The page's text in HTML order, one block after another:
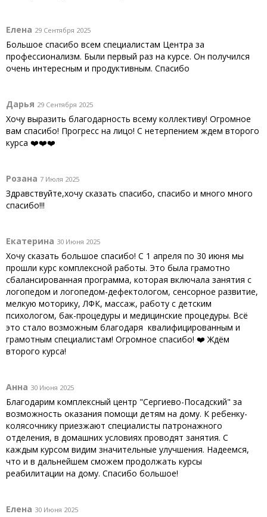
Елена 29 Сентября 2025
Большое спасибо всем специалистам Центра за
профессионализм. Были первый раз на курсе. Он получился
очень интересным и продуктивным. Спасибо
Дарья 29 Сентября 2025
Хочу выразить благодарность всему коллективу! Огромное
вам спасибо! Прогресс на лицо! С нетерпением ждем второго
курса ❤️❤️❤️
Розана 7 Июля 2025
Здравствуйте,хочу сказать спасибо, спасибо и много много
спасибо!!!
Екатерина 30 Июня 2025
Хочу сказать большое спасибо! С 1 апреля по 30 июня мы
прошли курс комплексной работы. Это была грамотно
сбалансированная программа, которая включала занятия с
логопедом и логопедом-дефектологом, сенсорное развитие,
мелкую моторику, ЛФК, массаж, работу с детским
психологом, бак-процедуры и медицинские процедуры. Всё
это стало возможным благодаря квалифицированным и
грамотным специалистам! Огромное спасибо! ❤️ Ждём
второго курса!
Анна 30 Июня 2025
Благодарим комплексный центр "Сергиево-Посадский" за
возможность оказания помощи детям на дому. К ребенку-
колясочнику приезжают специалисты патронажного
отделения, в домашних условиях проводят занятия. С
каждым курсом видим значительные улучшения. Надеемся,
что и в дальнейшем сможем продолжать курсы
реабилитации на дому. Спасибо большое!
Елена 30 Июня 2025